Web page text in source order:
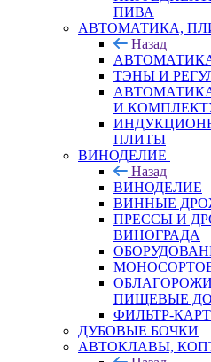
ПИВА
АВТОМАТИКА,
Назад
ТЭНЫ И
И
ПЛИТЫ
ВИНОДЕЛИЕ
Назад
ВИНОДЕЛИЕ
ВИННЫЕ
ПРЕССЫ И
ВИНОГРАДА
ПИЩЕВЫЕ
ФИЛЬТР-
ДУБОВЫЕ БОЧКИ
АВТОКЛАВЫ,